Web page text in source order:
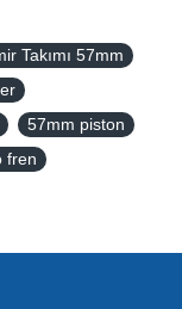
Takımı 57mm
57mm piston
fren